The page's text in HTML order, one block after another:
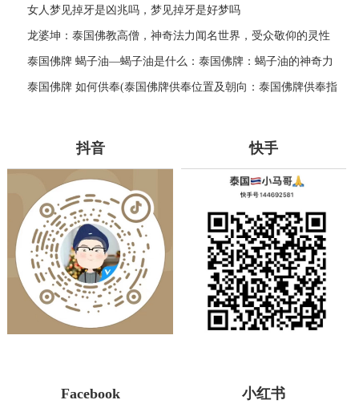
女人梦见掉牙是凶兆吗，梦见掉牙是好梦吗
龙婆坤：泰国佛教高僧，神奇法力闻名世界，受众敬仰的灵性
导师
泰国佛牌 蝎子油—蝎子油是什么：泰国佛牌：蝎子油的神奇力
量
泰国佛牌 如何供奉(泰国佛牌供奉位置及朝向：泰国佛牌供奉指
抖音 快手
Facebook 小红书